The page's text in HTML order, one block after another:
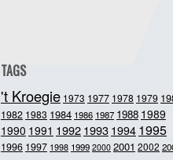
TAGS
't Kroegie 1973 1977 1978 1979
1982 1983 1984 1986 1987 1988 1989
1990 1991 19921993 1994 1995
1996 1997 1998 1999 2000 2001 2002